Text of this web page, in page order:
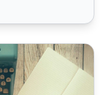
pour générer des